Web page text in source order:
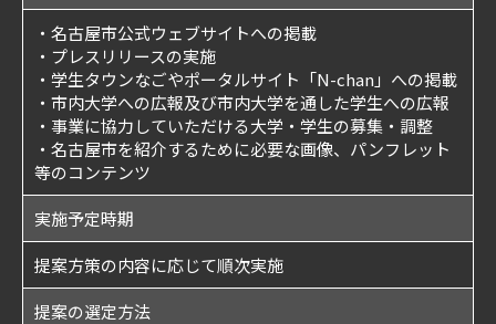
・名古屋市公式ウェブサイトへの掲載
・プレスリリースの実施
・学生タウンなごやポータルサイト「N-chan」への掲載
・市内大学への広報及び市内大学を通した学生への広報
・事業に協力していただける大学・学生の募集・調整
・名古屋市を紹介するために必要な画像、パンフレット
等のコンテンツ
実施予定時期
提案方策の内容に応じて順次実施
提案の選定方法